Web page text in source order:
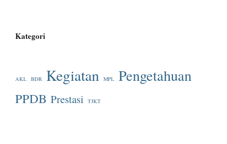
Kategori
AKL BDR Kegiatan MPL Pengetahuan
PPDB Prestasi TJKT